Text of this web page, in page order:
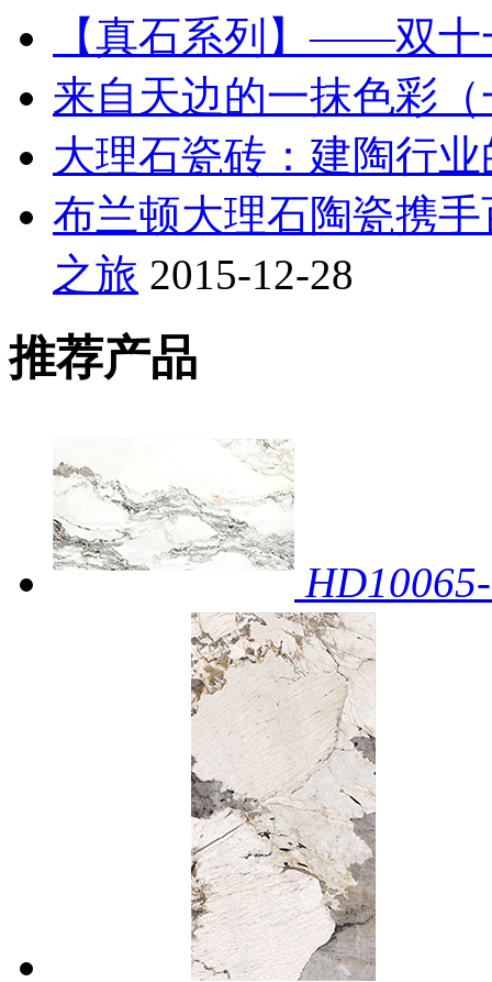
【真石系列】——双十
来自天边的一抹色彩（
大理石瓷砖：建陶行
布兰顿大理石陶瓷携
之旅 2015-12-28
推荐产品